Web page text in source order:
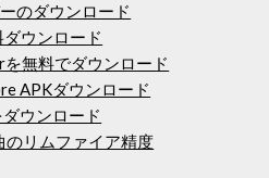
のダウンロード
ウンロード
無料でダウンロード
APKダウンロード
ウンロード
リムファイア精度